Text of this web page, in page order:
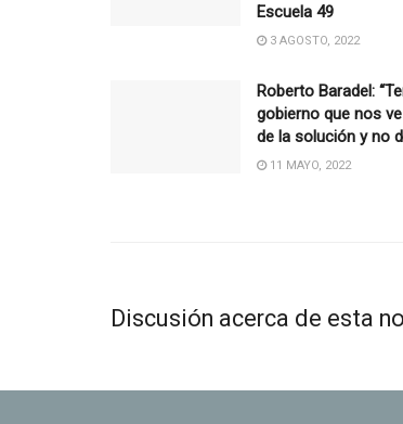
Escuela 49
3 AGOSTO, 2022
Roberto Baradel:
gobierno que nos
de la solución y no
11 MAYO, 2022
Discusión acerca de esta